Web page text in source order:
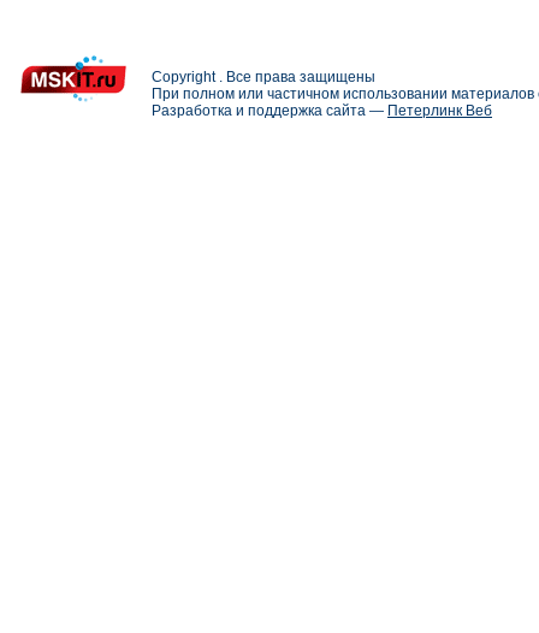
Copyright . Все права защищены
При полном или частичном использовании
Разработка и поддержка сайта — Петерлинк Веб